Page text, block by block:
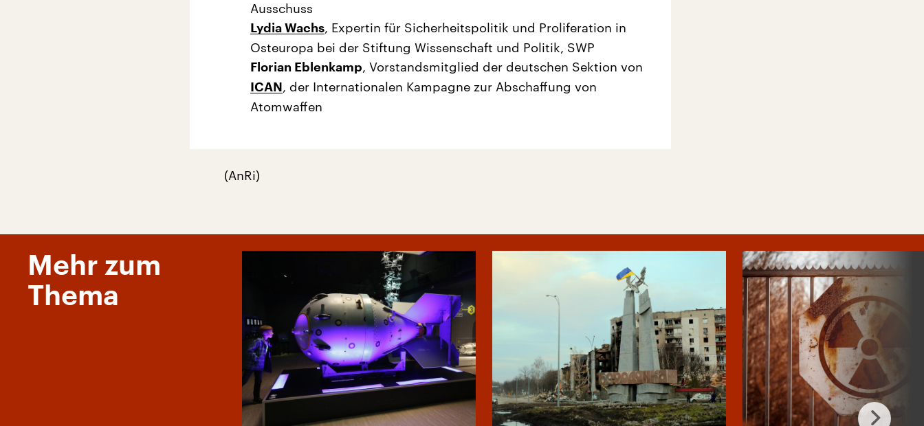
Ausschuss
Lydia Wachs, Expertin für Sicherheitspolitik und Proliferation in
Osteuropa bei der Stiftung Wissenschaft und Politik, SWP
Florian Eblenkamp, Vorstandsmitglied der deutschen Sektion von
ICAN , der Internationalen Kampagne zur Abschaffung von
Atomwaffen
(AnRi)
Mehr zum
Thema